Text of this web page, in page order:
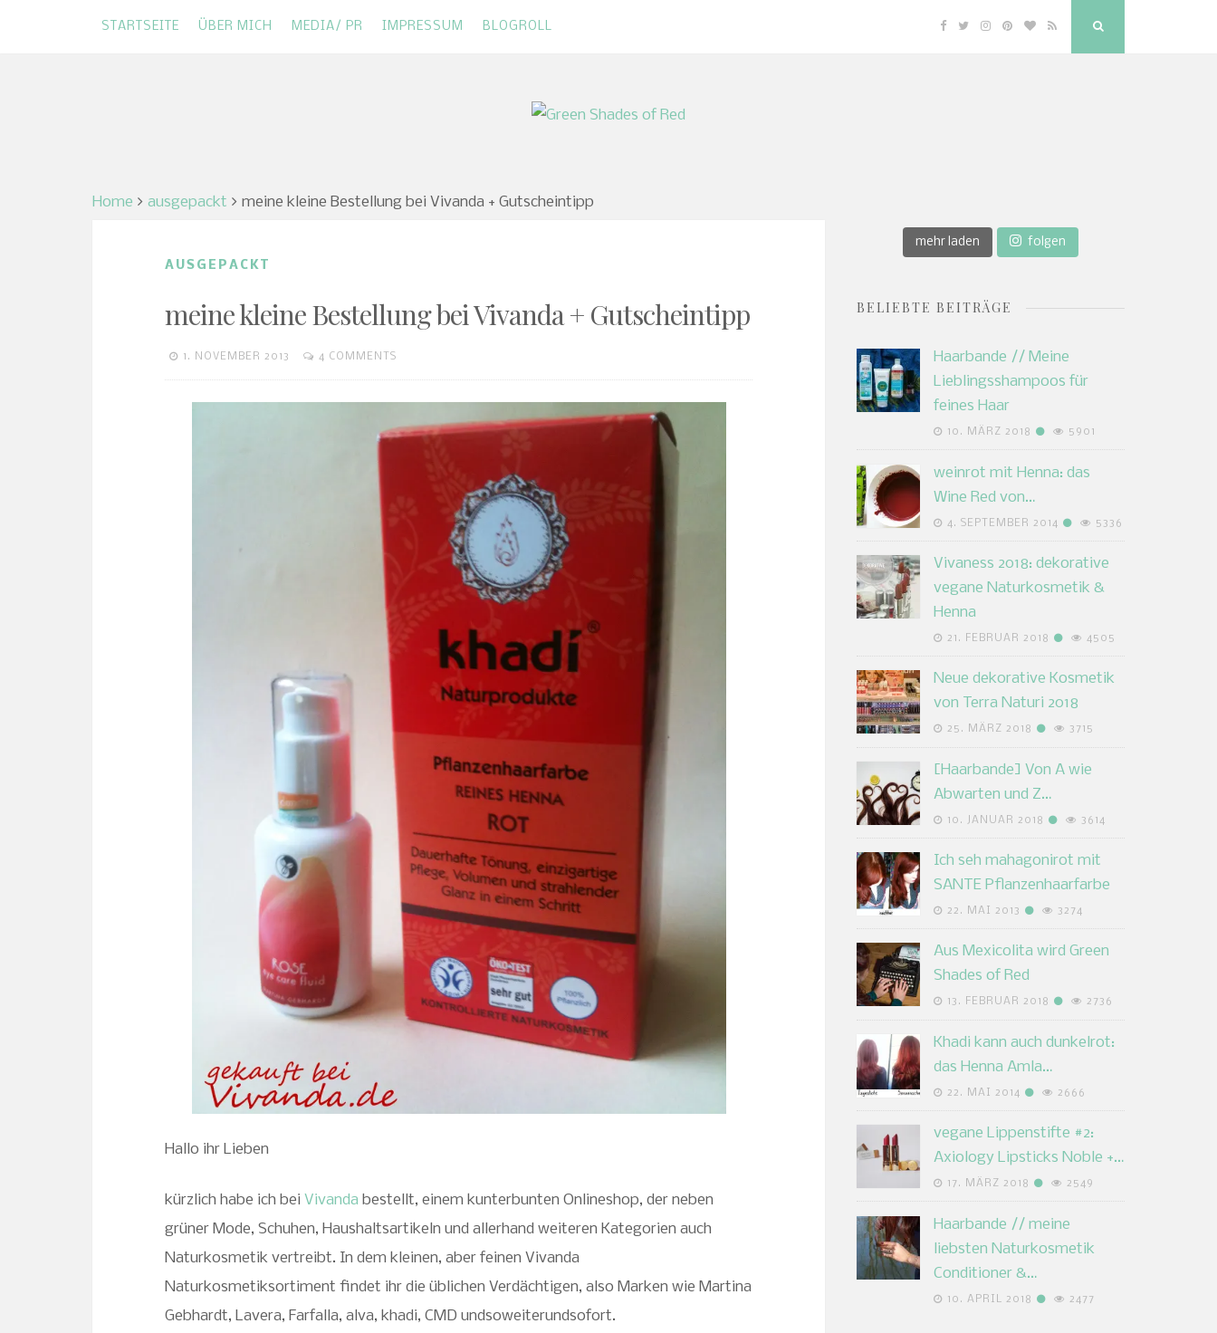
STARTSEITE ÜBER MICH MEDIA/ PR IMPRESSUM BLOGROLL FacebookTwitterInstagramPinterestBloglovin
Home ausgepackt meine kleine Bestellung bei Vivanda + Gutscheintipp
AUSGEPACKT
meine kleine Bestellung bei Vivanda + Gutscheintipp
1. NOVEMBER 2013
4 COMMENTS
Hallo ihr Lieben
kürzlich habe ich bei Vivanda bestellt, einem kunterbunten Onlineshop, der neben
grüner Mode, Schuhen, Haushaltsartikeln und allerhand weiteren Kategorien auch
Naturkosmetik vertreibt. In dem kleinen, aber feinen Vivanda
Naturkosmetiksortiment findet ihr die üblichen Verdächtigen, also Marken wie Martina
Gebhardt, Lavera, Farfalla, alva, khadi, CMD undsoweiterundsofort.
mehr laden folgen
BELIEBTE BEITRÄGE
Haarbande // Meine
Lieblingsshampoos für
feines Haar
10. MÄRZ 2018 5901
weinrot mit Henna: das
Wine Red von…
4. SEPTEMBER 2014 5336
Vivaness 2018: dekorative
vegane Naturkosmetik &
Henna
21. FEBRUAR 2018 4505
Neue dekorative Kosmetik
von Terra Naturi 2018
25. MÄRZ 2018 3715
[Haarbande] Von A wie
Abwarten und Z…
10. JANUAR 2018 3614
Ich seh mahagonirot mit
SANTE Pflanzenhaarfarbe
22. MAI 2013 3274
Aus Mexicolita wird Green
Shades of Red
13. FEBRUAR 2018 2736
Khadi kann auch dunkelrot:
das Henna Amla…
22. MAI 2014 2666
vegane Lippenstifte #2:
Axiology Lipsticks Noble +…
17. MÄRZ 2018 2549
Haarbande // meine
liebsten Naturkosmetik
Conditioner &…
10. APRIL 2018 2477